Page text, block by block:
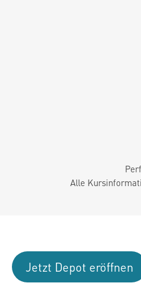
Alle
Jetzt Depot eröffnen